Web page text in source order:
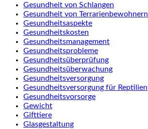
Gesundheit von Schlangen
Gesundheit von Terrarienbewohnern
Gesundheitsaspekte
Gesundheitskosten
Gesundheitsmanagement
Gesundheitsprobleme
Gesundheitsüberprüfung
Gesundheitsüberwachung
Gesundheitsversorgung
Gesundheitsversorgung für Reptilien
Gesundheitsvorsorge
Gewicht
Gifttiere
Glasgestaltung